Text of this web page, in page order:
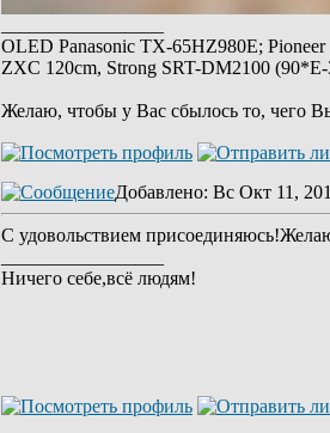
OLED Panasonic TX-65HZ980E;
ZXC 120cm, Strong SRT-DM2100
Желаю, чтобы у Вас сбылось то, чего
Добавлено: Вс Окт 11,
С удовольствием
Ничего себе,всё людям!